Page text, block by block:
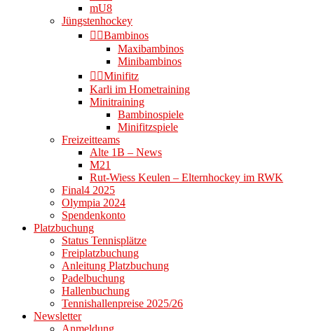
mU8
Jüngstenhockey
👉🏻Bambinos
Maxibambinos
Minibambinos
👉🏻Minifitz
Karli im Hometraining
Minitraining
Bambinospiele
Minifitzspiele
Freizeitteams
Alte 1B – News
M21
Rut-Wiess Keulen – Elternhockey im RWK
Final4 2025
Olympia 2024
Spendenkonto
Platzbuchung
Status Tennisplätze
Freiplatzbuchung
Anleitung Platzbuchung
Padelbuchung
Hallenbuchung
Tennishallenpreise 2025/26
Newsletter